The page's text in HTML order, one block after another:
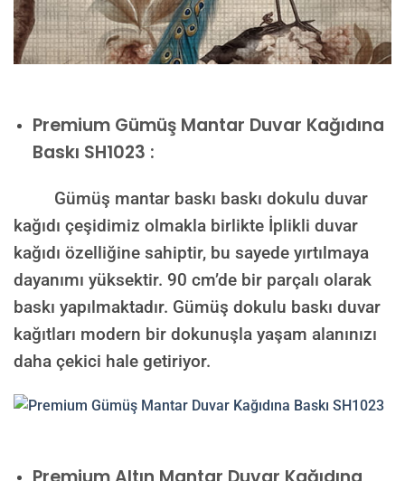
Premium Gümüş Mantar Duvar Kağıdına
Baskı SH1023 :
Gümüş mantar baskı baskı dokulu duvar
kağıdı çeşidimiz olmakla birlikte İplikli duvar
kağıdı özelliğine sahiptir, bu sayede yırtılmaya
dayanımı yüksektir. 90 cm’de bir parçalı olarak
baskı yapılmaktadır. Gümüş dokulu baskı duvar
kağıtları modern bir dokunuşla yaşam alanınızı
daha çekici hale getiriyor.